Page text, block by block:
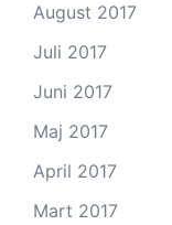
August 2017
Juli 2017
Juni 2017
Maj 2017
April 2017
Mart 2017